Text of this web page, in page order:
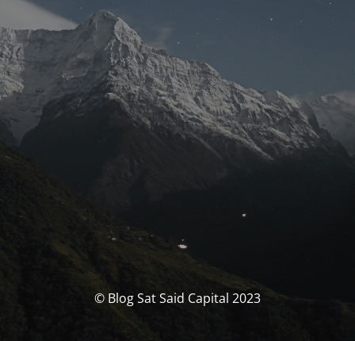
© Blog Sat Said Capital 2023